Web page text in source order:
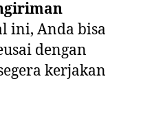
ini, Anda bisa
dengan
kerjakan